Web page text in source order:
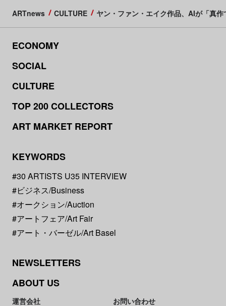
ARTnews CULTURE ヤン・ファン・エイク作品、AIが「真
ECONOMY
SOCIAL
CULTURE
TOP 200 COLLECTORS
ART MARKET REPORT
KEYWORDS
#30 ARTISTS U35 INTERVIEW
#ビジネス/Business
#オークション/Auction
#アートフェア/Art Fair
#アート・バーゼル/Art Basel
NEWSLETTERS
ABOUT US
運営会社 お問い合わせ